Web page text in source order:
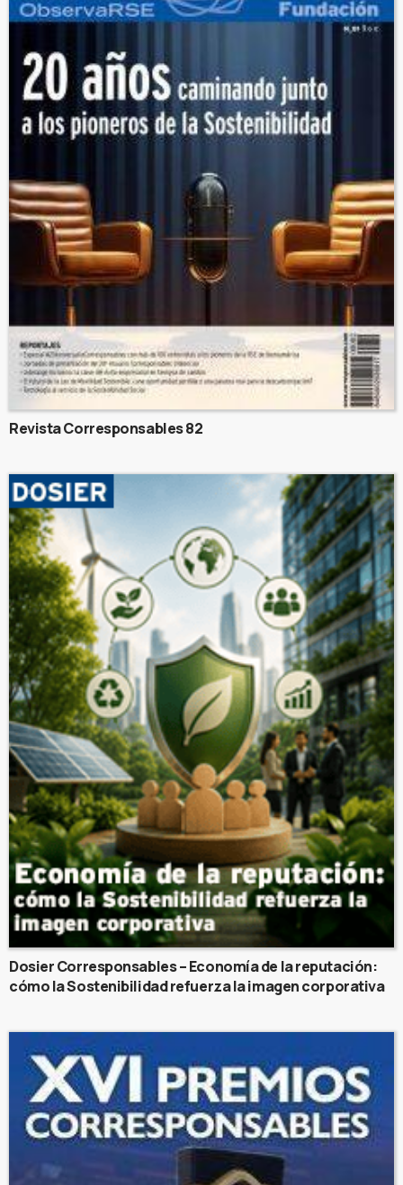
Revista Corresponsables 82
Dosier Corresponsables – Economía de la reputación:
cómo la Sostenibilidad refuerza la imagen corporativa